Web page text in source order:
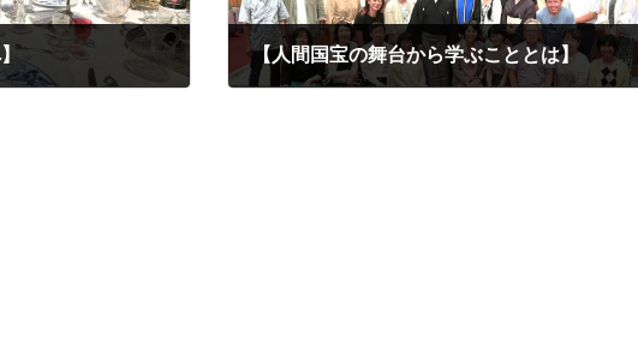
【人間国宝の舞台から学ぶこととは】